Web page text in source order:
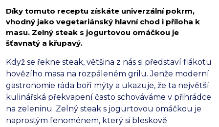
Díky tomuto receptu získáte univerzální pokrm,
vhodný jako vegetariánský hlavní chod i příloha k
masu. Zelný steak s jogurtovou omáčkou je
šťavnatý a křupavý.
Když se řekne steak, většina z nás si představí flákotu
hovězího masa na rozpáleném grilu. Jenže moderní
gastronomie ráda boří mýty a ukazuje, že ta největší
kulinářská překvapení často schováváme v přihrádce
na zeleninu. Zelný steak s jogurtovou omáčkou je
naprostým fenoménem, který si bleskově